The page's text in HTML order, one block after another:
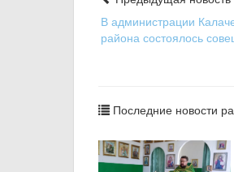
В администрации
района состоялось
Последние новости